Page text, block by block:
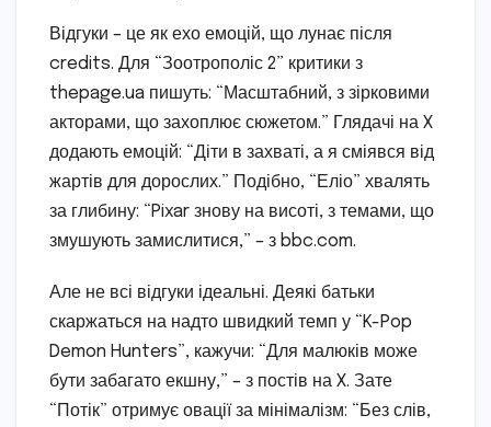
Відгуки – це як ехо емоцій, що лунає після
credits. Для “Зоотрополіс 2” критики з
thepage.ua пишуть: “Масштабний, з зірковими
акторами, що захоплює сюжетом.” Глядачі на X
додають емоцій: “Діти в захваті, а я сміявся від
жартів для дорослих.” Подібно, “Еліо” хвалять
за глибину: “Pixar знову на висоті, з темами, що
змушують замислитися,” – з bbc.com.
Але не всі відгуки ідеальні. Деякі батьки
скаржаться на надто швидкий темп у “K-Pop
Demon Hunters”, кажучи: “Для малюків може
бути забагато екшну,” – з постів на X. Зате
“Потік” отримує овації за мінімалізм: “Без слів,